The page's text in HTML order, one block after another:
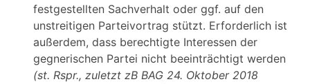
festgestellten Sachverhalt oder ggf. auf den
unstreitigen Parteivortrag stützt. Erforderlich ist
außerdem, dass berechtigte Interessen der
gegnerischen Partei nicht beeinträchtigt werden
(st. Rspr., zuletzt zB BAG 24. Oktober 2018